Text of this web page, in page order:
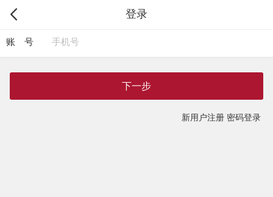
登录
账 号
下一步
新用户注册 密码登录